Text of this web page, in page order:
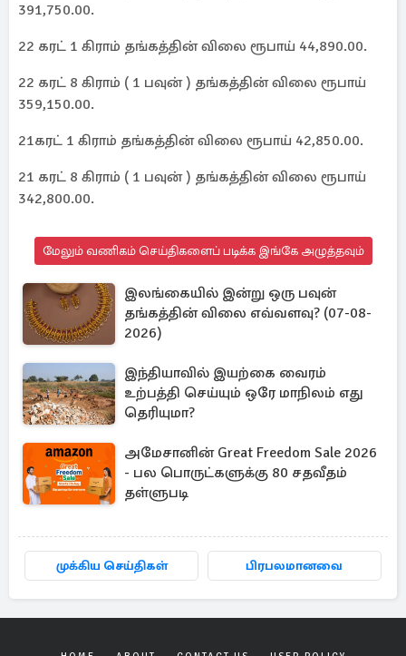
391,750.00.
22 கரட் 1 கிராம் தங்கத்தின் விலை ரூபாய் 44,890.00.
22 கரட் 8 கிராம் ( 1 பவுன் ) தங்கத்தின் விலை ரூபாய்
359,150.00.
21கரட் 1 கிராம் தங்கத்தின் விலை ரூபாய் 42,850.00.
21 கரட் 8 கிராம் ( 1 பவுன் ) தங்கத்தின் விலை ரூபாய்
342,800.00.
மேலும் வணிகம் செய்திகளைப் படிக்க இங்கே அழுத்தவும்
இலங்கையில் இன்று ஒரு பவுன்
தங்கத்தின் விலை எவ்வளவு? (07-08-
2026)
இந்தியாவில் இயற்கை வைரம்
உற்பத்தி செய்யும் ஒரே மாநிலம் எது
தெரியுமா?
அமேசானின் Great Freedom Sale 2026
- பல பொருட்களுக்கு 80 சதவீதம்
தள்ளுபடி
முக்கிய செய்திகள் பிரபலமானவை